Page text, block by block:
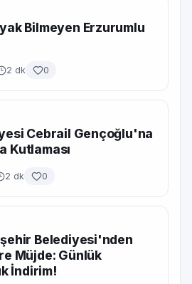
Bilmeyen Erzurumlu
2 dk 0
Cebrail Gençoğlu'na
Kutlaması
2 dk 0
Belediyesi'nden
Müjde: Günlük
İndirim!